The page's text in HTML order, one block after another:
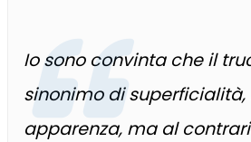
Io sono convinta che il
sinonimo di superficialità,
apparenza, ma al